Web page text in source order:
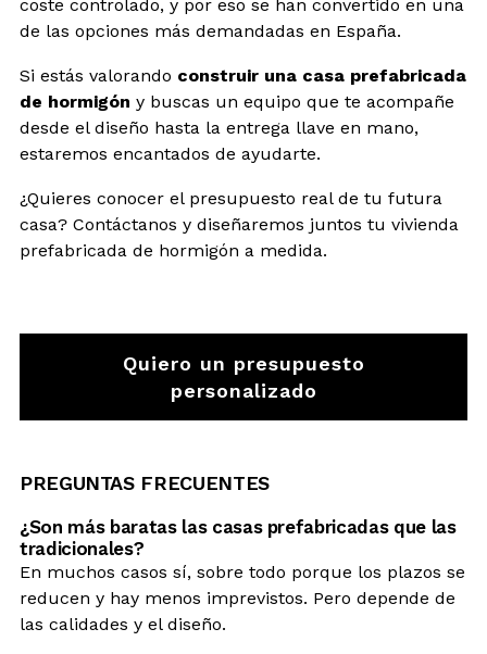
coste controlado, y por eso se han convertido en una
de las opciones más demandadas en España.
Si estás valorando construir una casa prefabricada
de hormigón y buscas un equipo que te acompañe
desde el diseño hasta la entrega llave en mano,
estaremos encantados de ayudarte.
¿Quieres conocer el presupuesto real de tu futura
casa? Contáctanos y diseñaremos juntos tu vivienda
prefabricada de hormigón a medida.
Quiero un presupuesto
personalizado
PREGUNTAS FRECUENTES
¿Son más baratas las casas prefabricadas que las
tradicionales?
En muchos casos sí, sobre todo porque los plazos se
reducen y hay menos imprevistos. Pero depende de
las calidades y el diseño.